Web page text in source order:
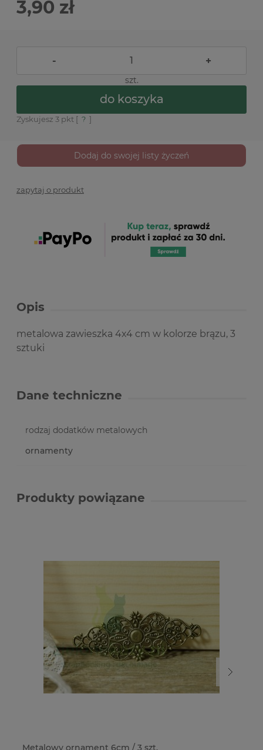
3,90 zł
- +
szt.
do koszyka
Zyskujesz 3 pkt [ ? ]
Dodaj do swojej listy życzeń
zapytaj o produkt
Opis
metalowa zawieszka 4x4 cm w kolorze brązu, 3
sztuki
Dane techniczne
rodzaj dodatków metalowych
ornamenty
Produkty powiązane
Metalowy ornament 6cm / 3 szt.